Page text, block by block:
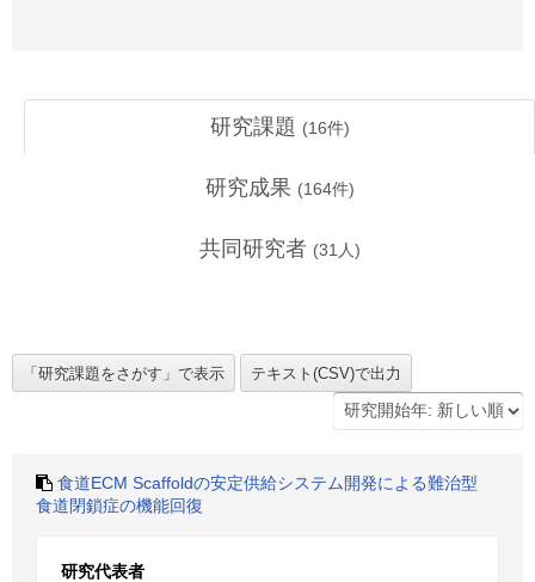
研究課題 (16件)
研究成果 (164件)
共同研究者 (31 人)
食道ECM Scaffoldの安定供給システム開発による難治型
食道閉鎖症の機能回復
研究代表者